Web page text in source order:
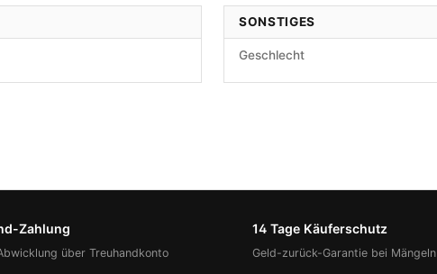
SONSTIGES
Geschlecht
Zahlung
über Treuhandkonto
14 Tage Käuferschutz
Geld-zurück-Garantie bei Mängeln